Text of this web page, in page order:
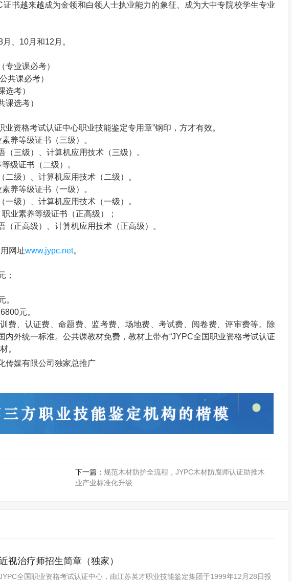
证书越来越成为金领和白领人士执业能力的象征、成为大中专院校学生专业
月、 10月和12 月。
专业课必考）
共课必考）
选考）
课选考）
业资格考试认证中心职业技能鉴定专用章”钢印，方才有效。
素养等级证书（三级）。
三级）、计算机应用技术（三级）。
级证书（二级）。
级）、计算机应用技术（二级）。
素养等级证书（一级）。
级）、计算机应用技术（一级）。
职业素养等级证书（正高级）；
正高级）、计算机应用技术（正高级）。
网址www.jypc.net。
；
。
元。
费、认证费、命题费、监考费、场地费、考试费、阅卷费、评审费等。除
内外统一标准。公共课教材免费，教材上带有“JYPC全国职业资格考试认证
。
传媒有限公司独家总推广
下一篇： 规范木材防护全流程，JYPC木材防腐师认证助推木
业产业标准化升级
视治疗师招生简章（独家）
全国职业资格考试认证中心，由江苏英才职业技能鉴定集团于1999年12月28日投